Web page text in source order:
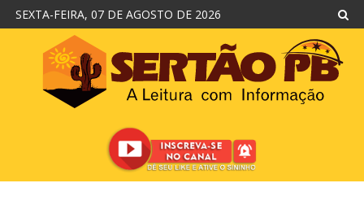
SEXTA-FEIRA, 07 DE AGOSTO DE 2026